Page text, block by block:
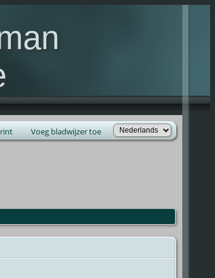
Voeg bladwijzer toe